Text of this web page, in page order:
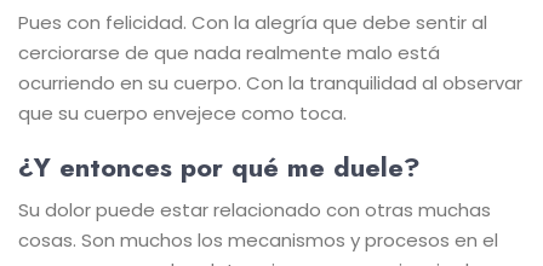
Pues con felicidad. Con la alegría que debe sentir al
cerciorarse de que nada realmente malo está
ocurriendo en su cuerpo. Con la tranquilidad al observar
que su cuerpo envejece como toca.
¿Y entonces por qué me duele?
Su dolor puede estar relacionado con otras muchas
cosas. Son muchos los mecanismos y procesos en el